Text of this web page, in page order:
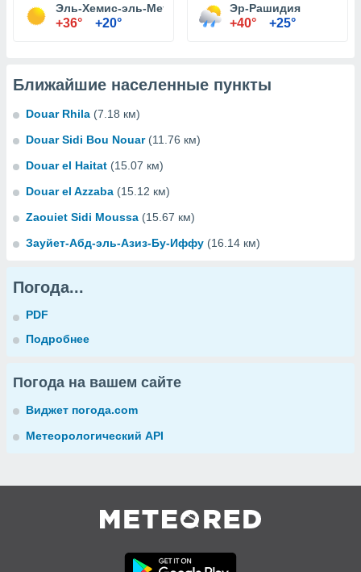
Эль-Хемис-эль-Мету
+36° +20°
Эр-Рашидия
+40° +25°
Ближайшие населенные пункты
Douar Rhila (7.18 км)
Douar Sidi Bou Nouar (11.76 км)
Douar el Haitat (15.07 км)
Douar el Azzaba (15.12 км)
Zaouiet Sidi Moussa (15.67 км)
Зауйет-Абд-эль-Азиз-Бу-Иффу (16.14 км)
Погода...
PDF
Подробнее
Погода на вашем сайте
Виджет погода.com
Метеорологический API